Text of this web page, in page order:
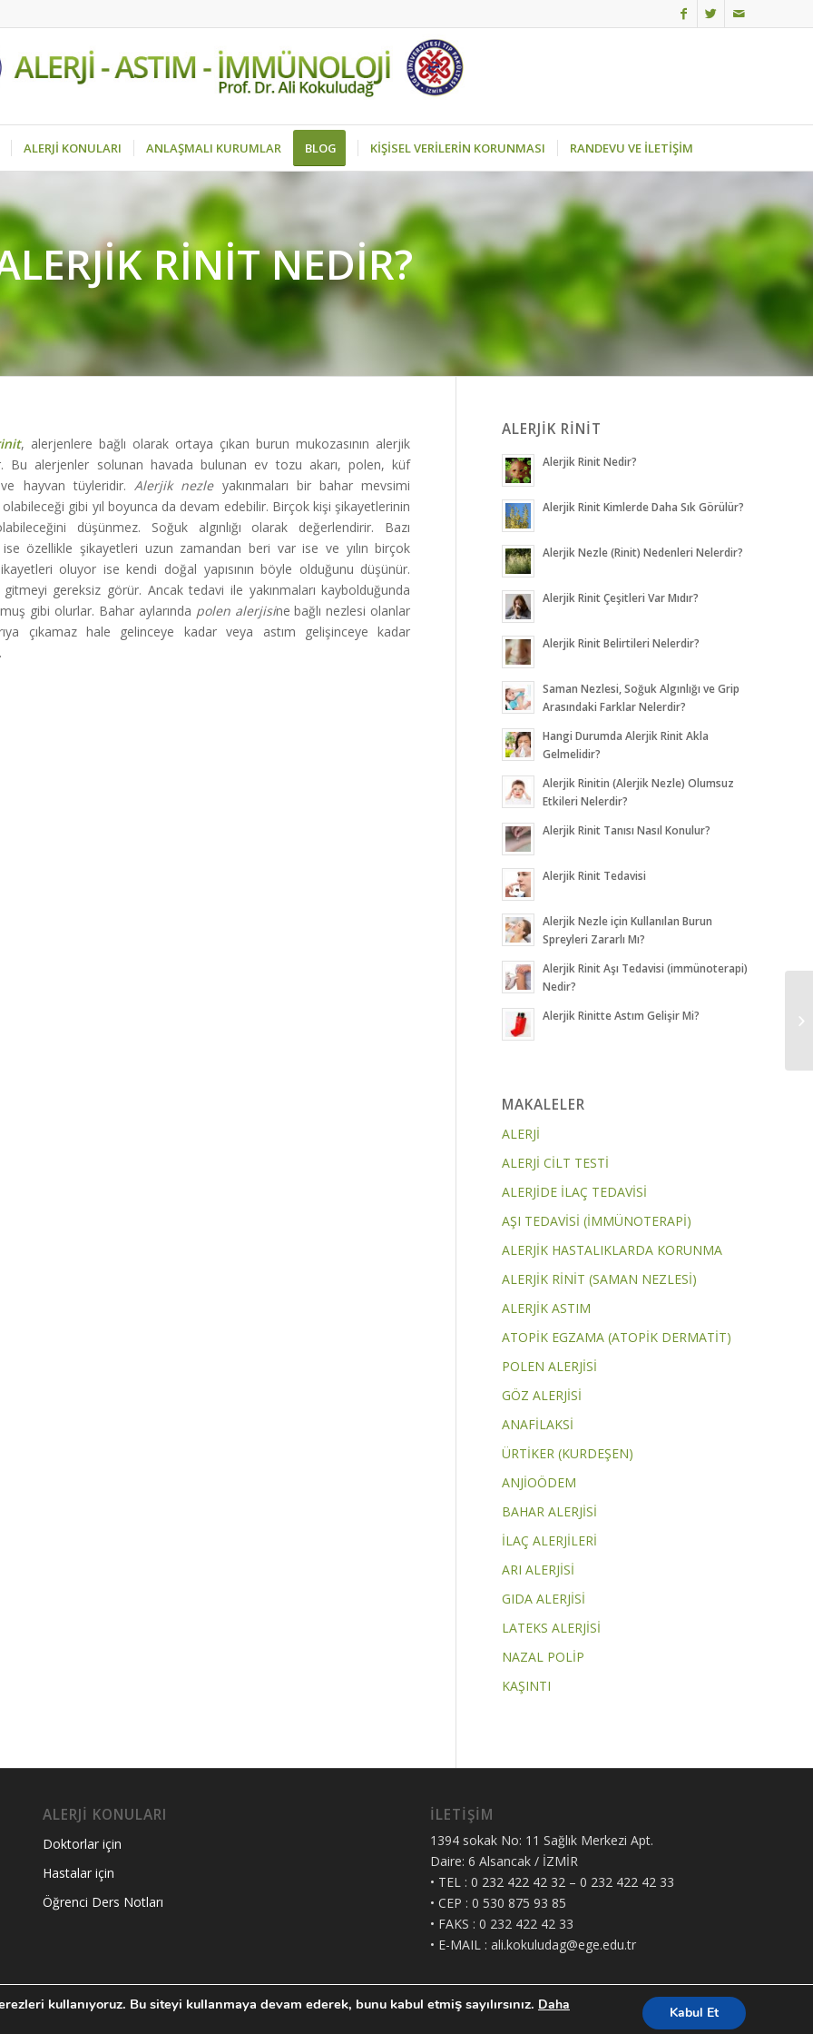
ALERJİ KONULARI ANLAŞMALI KURUMLAR BLOG KİŞİSEL VERİLERİN KORUNMASI RANDEVU VE İLETİŞİM
RINIT NEDIR?
, alerjenlere bağlı olarak ortaya çıkan burun mukozasının alerjik
Bu alerjenler solunan havada bulunan ev tozu akarı, polen, küf
ve hayvan tüyleridir.Alerjik nezleyakınmaları bir bahar mevsimi
gibi yıl boyunca da devam edebilir. Birçok kişi şikayetlerinin
düşünmez. Soğuk algınlığı olarak değerlendirir. Bazı
özellikle şikayetleri uzun zamandan beri var ise ve yılın birçok
oluyor ise kendi doğal yapısının böyle olduğunu düşünür.
gereksiz görür. Ancak tedavi ile yakınmaları kaybolduğunda
gibi olurlar. Bahar aylarında polen alerjisine bağlı nezlesi olanlar
çıkamaz hale gelinceye kadar veya astım gelişinceye kadar
ALERJİK RİNİT
Alerjik Rinit Nedir?
Alerjik Rinit Kimlerde Daha Sık Görülür?
Alerjik Nezle (Rinit) Nedenleri Nelerdir?
Alerjik Rinit Çeşitleri Var Mıdır?
Alerjik Rinit Belirtileri Nelerdir?
Saman Nezlesi, Soğuk Algınlığı ve Grip
Arasındaki Farklar Nelerdir?
Hangi Durumda Alerjik Rinit Akla
Gelmelidir?
Alerjik Rinitin (Alerjik Nezle) Olumsuz
Etkileri Nelerdir?
Alerjik Rinit Tanısı Nasıl Konulur?
Alerjik Rinit Tedavisi
Alerjik Nezle için Kullanılan Burun
Spreyleri Zararlı Mı?
Alerjik Rinit Aşı Tedavisi (immünoterapi)
Nedir?
Alerjik Rinitte Astım Gelişir Mi?
MAKALELER
ALERJİ
ALERJİ CİLT TESTİ
ALERJİDE İLAÇ TEDAVİSİ
AŞI TEDAVİSİ (İMMÜNOTERAPİ)
ALERJİK HASTALIKLARDA KORUNMA
ALERJİK RİNİT (SAMAN NEZLESİ)
ALERJİK ASTIM
ATOPİK EGZAMA (ATOPİK DERMATİT)
POLEN ALERJİSİ
GÖZ ALERJİSİ
ANAFİLAKSİ
ÜRTİKER (KURDEŞEN)
ANJİOÖDEM
BAHAR ALERJİSİ
İLAÇ ALERJİLERİ
ARI ALERJİSİ
GIDA ALERJİSİ
LATEKS ALERJİSİ
NAZAL POLİP
KAŞINTI
ALERJİ KONULARI
Doktorlar için
Hastalar için
Öğrenci Ders Notları
İLETİŞİM
1394 sokak No: 11 Sağlık Merkezi Apt.
Daire: 6 Alsancak / İZMİR
• TEL : 0 232 422 42 32 – 0 232 422 42 33
• CEP : 0 530 875 93 85
• FAKS : 0 232 422 42 33
• E-MAIL : ali.kokuludag@ege.edu.tr
kullanıyoruz. Bu siteyi kullanmaya devam ederek, bunu kabul etmiş sayılırsınız. Daha
Kabul Et